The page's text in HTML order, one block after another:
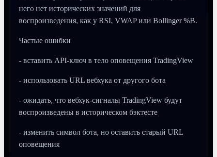
него нет исторических значений для
воспроизведения, как у RSI, VWAP или Bollinger %B.
Частые ошибки
- вставить API-ключ в тело оповещения TradingView
- использовать URL вебхука от другого бота
- ожидать, что вебхук-сигналы TradingView будут
воспроизведены в историческом бэктесте
- изменить символ бота, но оставить старый URL
оповещения